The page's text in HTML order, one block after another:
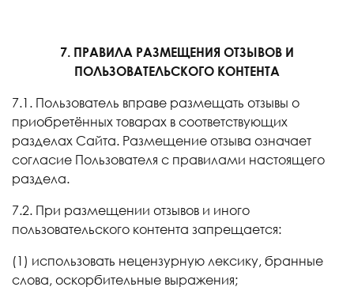
7. ПРАВИЛА РАЗМЕЩЕНИЯ ОТЗЫВОВ И
ПОЛЬЗОВАТЕЛЬСКОГО КОНТЕНТА
7.1. Пользователь вправе размещать отзывы о
приобретённых товарах в соответствующих
разделах Сайта. Размещение отзыва означает
согласие Пользователя с правилами настоящего
раздела.
7.2. При размещении отзывов и иного
пользовательского контента запрещается:
(1) использовать нецензурную лексику, бранные
слова, оскорбительные выражения;